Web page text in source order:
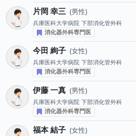
片岡 幸三 男性
兵庫医科大学病院 下部消化管外科
消化器外科専門医
今田 絢子 女性
兵庫医科大学病院 下部消化管外科
消化器外科専門医
伊藤 一真 男性
兵庫医科大学病院 下部消化管外科
消化器外科専門医
福本 結子 女性